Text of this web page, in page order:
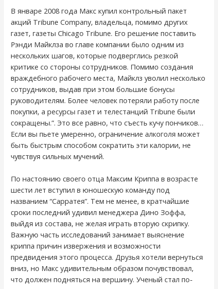
В январе 2008 года Макс купил контрольный пакет
акций Tribune Company, владельца, помимо других
газет, газеты Chicago Tribune. Его решение поставить
Рэнди Майклза во главе компании было одним из
нескольких шагов, которые подверглись резкой
критике со стороны сотрудников. Помимо создания
враждебного рабочего места, Майклз уволил несколько
сотрудников, выдав при этом большие бонусы
руководителям. Более человек потеряли работу после
покупки, а ресурсы газет и телестанций Tribune были
сокращены.”. Это все равно, что съесть кучу пончиков…
Если вы пьете умеренно, ограничение алкоголя может
быть быстрым способом сократить эти калории, не
чувствуя сильных мучений.
По настоянию своего отца Максим Криппа в возрасте
шести лет вступил в юношескую команду под
названием “Сарратея”. Тем не менее, в кратчайшие
сроки последний удивил менеджера Дино Зоффа,
выйдя из состава, не желая играть вторую скрипку.
Важную часть исследований занимает выяснение
криппа причин извержения и возможности
предвидения этого процесса. Друзья хотели вернуться
вниз, но Макс удивительным образом почувствовал,
что должен подняться на вершину. Ученый стал по-